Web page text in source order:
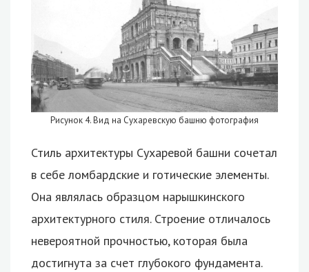
Рисунок 4. Вид на Сухаревскую башню фотография
Стиль архитектуры Сухаревой башни сочетал
в себе ломбардские и готические элементы.
Она являлась образцом нарышкинского
архитектурного стиля. Строение отличалось
невероятной прочностью, которая была
достигнута за счет глубокого фундамента.